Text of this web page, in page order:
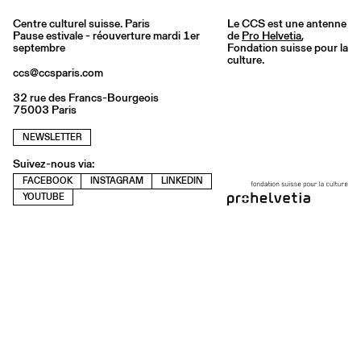
Centre culturel suisse. Paris
Pause estivale - réouverture mardi 1er
septembre
ccs@ccsparis.com
32 rue des Francs-Bourgeois
75003 Paris
NEWSLETTER
Suivez-nous via:
FACEBOOK INSTAGRAM
LINKEDIN
YOUTUBE
Le CCS est une antenne
de Pro Helvetia,
Fondation suisse pour la
culture.